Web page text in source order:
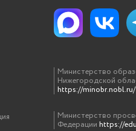
Министерство
Нижегородской
https://minobr.nobl.ru/
Министерство
Федерации https://